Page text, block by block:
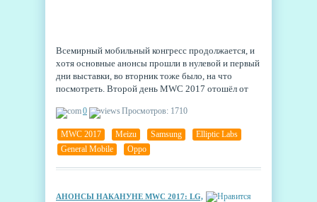
Всемирный мобильный конгресс продолжается, и
хотя основные анонсы прошли в нулевой и первый
дни выставки, во вторник тоже было, на что
посмотреть. Второй день MWC 2017 отошёл от
технологиям и полезным проектам.
0 Просмотров: 1710
MWC 2017 Meizu Samsung Elliptic Labs
General Mobile
Oppo
АНОНСЫ НАКАНУНЕ MWC 2017: LG,